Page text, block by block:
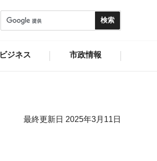
ビジネス 市政情報
最終更新日 2025年3月11日